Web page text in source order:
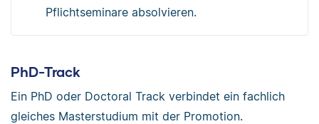
Pflichtseminare absolvieren.
PhD-Track
Ein PhD oder Doctoral Track verbindet ein fachlich
gleiches Masterstudium mit der Promotion.